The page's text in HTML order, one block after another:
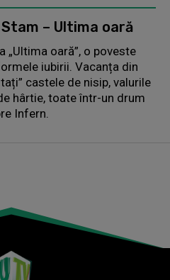
Stam – Ultima oară
„Ultima oară”, o poveste
iubirii. Vacanța din
castele de nisip, valurile
hârtie, toate într-un drum
Infern.